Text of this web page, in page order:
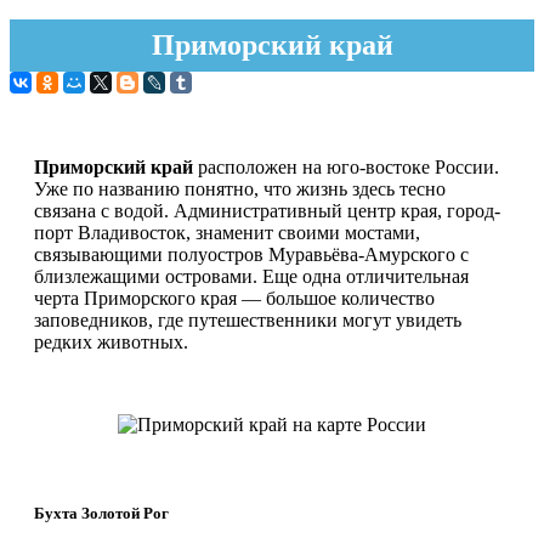
Приморский край
Приморский край расположен на юго-востоке России.
Уже по названию понятно, что жизнь здесь тесно
связана с водой. Административный центр края, город-
порт Владивосток, знаменит своими мостами,
связывающими полуостров Муравьёва-Амурского с
близлежащими островами. Еще одна отличительная
черта Приморского края — большое количество
заповедников, где путешественники могут увидеть
редких животных.
Бухта Золотой Рог